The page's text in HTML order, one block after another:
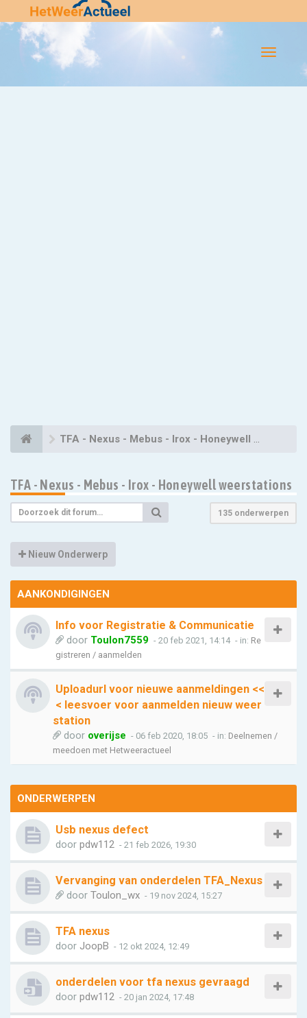
Flip-
TFA - Nexus - Mebus - Irox - Honeywell weerstations
TFA - Nexus - Mebus - Irox - Honeywell weerstations
135 onderwerpen
Nieuw Onderwerp
AANKONDIGINGEN
Info voor Registratie & Communicatie
door Toulon7559 - 20 feb 2021, 14:14 - in: Re
gistreren / aanmelden
Uploadurl voor nieuwe aanmeldingen <<
< leesvoer voor aanmelden nieuw weer
station
door overijse - 06 feb 2020, 18:05 - in: Deelnemen /
meedoen met Hetweeractueel
ONDERWERPEN
Usb nexus defect
door pdw112 - 21 feb 2026, 19:30
Vervanging van onderdelen TFA_Nexus
door Toulon_wx - 19 nov 2024, 15:27
TFA nexus
door JoopB - 12 okt 2024, 12:49
onderdelen voor tfa nexus gevraagd
door pdw112 - 20 jan 2024, 17:48